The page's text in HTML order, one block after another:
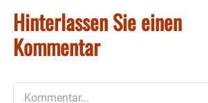
Hinterlassen Sie einen
Kommentar